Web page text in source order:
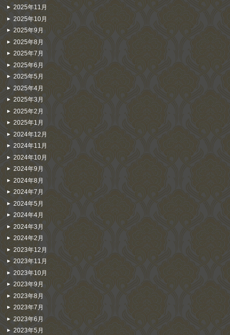
2025年11月
2025年10月
2025年9月
2025年8月
2025年7月
2025年6月
2025年5月
2025年4月
2025年3月
2025年2月
2025年1月
2024年12月
2024年11月
2024年10月
2024年9月
2024年8月
2024年7月
2024年5月
2024年4月
2024年3月
2024年2月
2023年12月
2023年11月
2023年10月
2023年9月
2023年8月
2023年7月
2023年6月
2023年5月